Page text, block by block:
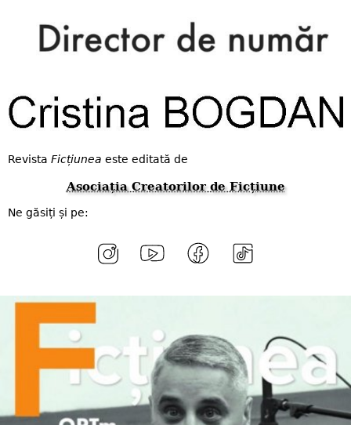
Revista Ficțiunea este editată de
Asociația Creatorilor de Ficțiune
Ne găsiți și pe: